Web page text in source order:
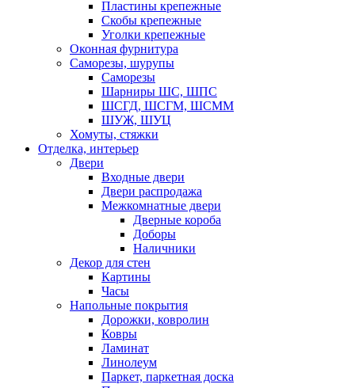
Пластины крепежные
Скобы крепежные
Уголки крепежные
Оконная фурнитура
Саморезы, шурупы
Саморезы
Шарниры ШС, ШПС
ШСГД, ШСГМ, ШСММ
ШУЖ, ШУЦ
Хомуты, стяжки
Отделка, интерьер
Двери
Входные двери
Двери распродажа
Межкомнатные двери
Дверные короба
Доборы
Наличники
Декор для стен
Картины
Часы
Напольные покрытия
Дорожки, ковролин
Ковры
Ламинат
Линолеум
Паркет, паркетная доска